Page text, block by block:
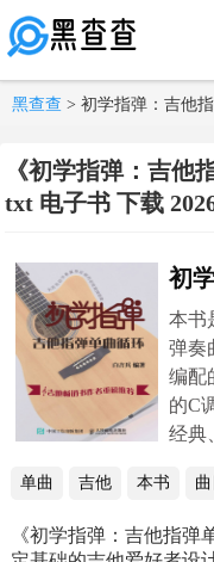
黑查查 > 初学指弹：吉他
《初学指弹：吉他
txt 电子书 下载
初
本书
弹奏
编配
的C
经典
单曲 吉他 本书 曲
《初学指弹：吉他指